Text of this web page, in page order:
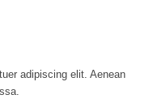
adipiscing elit. Aenean